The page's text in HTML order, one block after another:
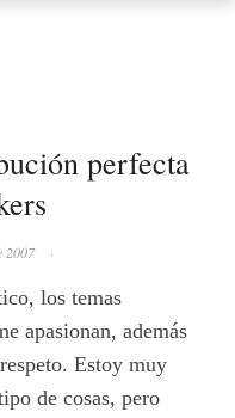
perfecta
2007 ·
los temas
apasionan, además
Estoy muy
de cosas, pero